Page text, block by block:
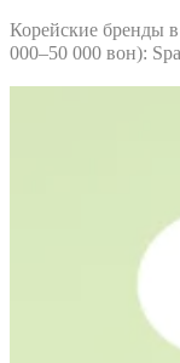
Корейские бренды
000–50 000 вон):